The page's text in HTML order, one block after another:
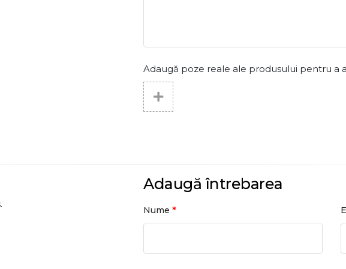
Adaugă poze reale ale produsului pentru a
Adaugă întrebarea
Nume *